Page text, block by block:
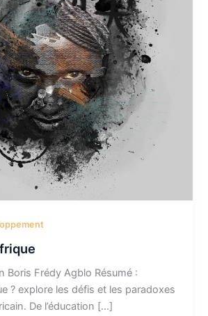
Boris Frédy Agblo Résumé :
? explore les défis et les paradoxes
De l’éducation […]